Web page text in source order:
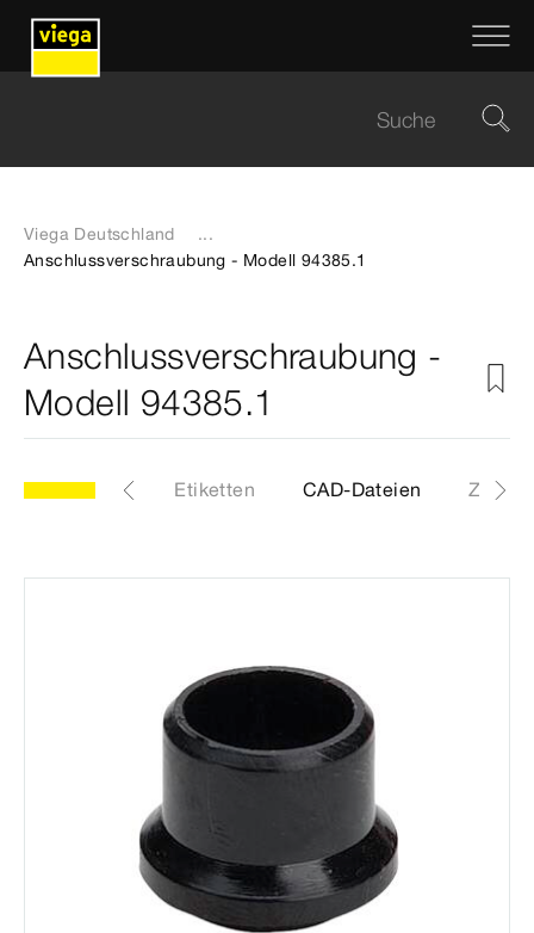
Viega Deutschland
...
Anschlussverschraubung - Modell 94385.1
Anschlussverschraubung -
Modell 94385.1
Artikel Etiketten CAD-Dateien Z-